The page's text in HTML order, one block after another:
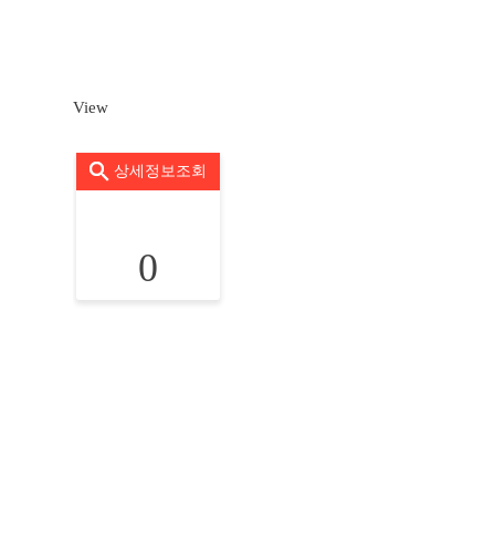
View
상세정보조회
0